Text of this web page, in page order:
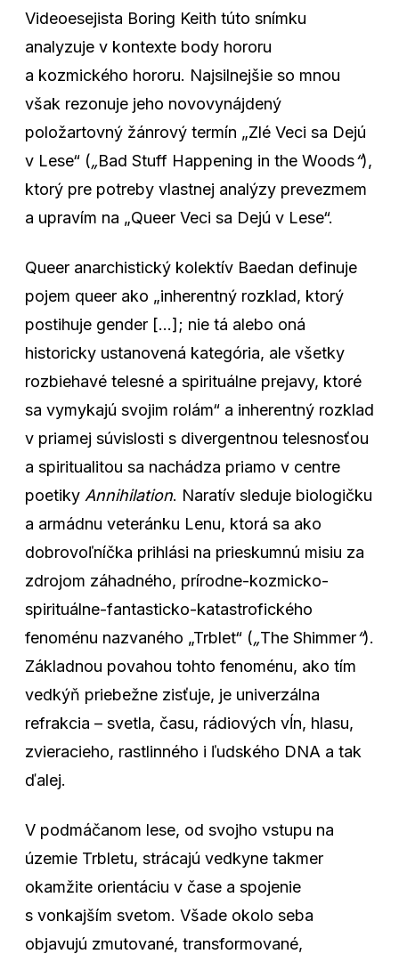
Videoesejista Boring Keith túto snímku
analyzuje v kontexte body hororu
a kozmického hororu. Najsilnejšie so mnou
však rezonuje jeho novovynájdený
položartovný žánrový termín „Zlé Veci sa Dejú
v Lese“ („Bad Stuff Happening in the Woods“),
ktorý pre potreby vlastnej analýzy prevezmem
a upravím na „Queer Veci sa Dejú v Lese“.
Queer anarchistický kolektív Baedan definuje
pojem queer ako „inherentný rozklad, ktorý
postihuje gender […]; nie tá alebo oná
historicky ustanovená kategória, ale všetky
rozbiehavé telesné a spirituálne prejavy, ktoré
sa vymykajú svojim rolám“ a inherentný rozklad
v priamej súvislosti s divergentnou telesnosťou
a spiritualitou sa nachádza priamo v centre
poetiky Annihilation. Naratív sleduje biologičku
a armádnu veteránku Lenu, ktorá sa ako
dobrovoľníčka prihlási na prieskumnú misiu za
zdrojom záhadného, prírodne-kozmicko-
spirituálne-fantasticko-katastrofického
fenoménu nazvaného „Trblet“ („The Shimmer“).
Základnou povahou tohto fenoménu, ako tím
vedkýň priebežne zisťuje, je univerzálna
refrakcia – svetla, času, rádiových vĺn, hlasu,
zvieracieho, rastlinného i ľudského DNA a tak
ďalej.
V podmáčanom lese, od svojho vstupu na
územie Trbletu, strácajú vedkyne takmer
okamžite orientáciu v čase a spojenie
s vonkajším svetom. Všade okolo seba
objavujú zmutované, transformované,